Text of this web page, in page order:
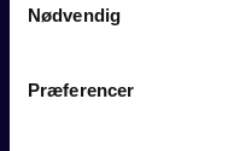
hjørne på websitet.
Nødvendig
Præferencer
BLIV MEDLEM